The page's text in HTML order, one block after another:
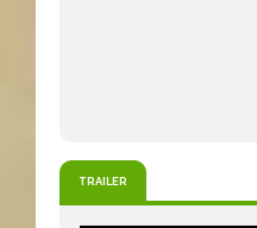
TRAILER